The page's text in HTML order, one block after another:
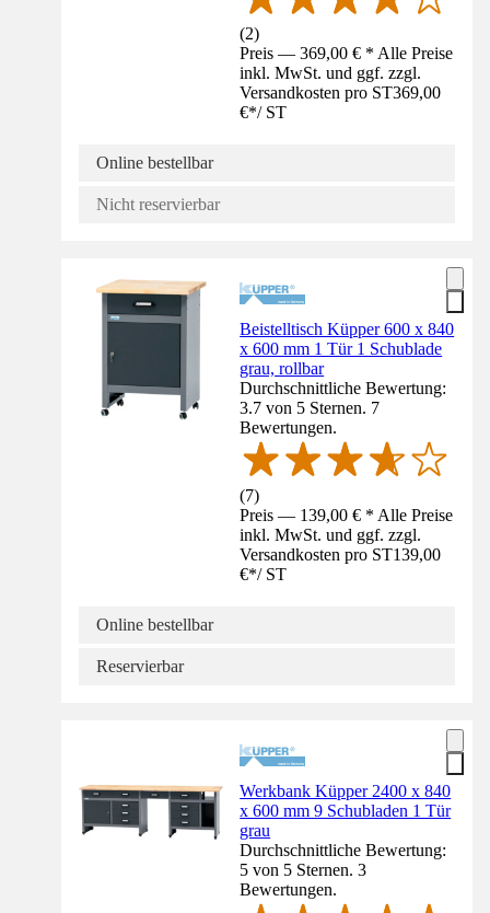
(2)
Preis — 369,00 € * Alle Preise
inkl. MwSt. und ggf. zzgl.
Versandkosten pro ST369,00
€*/ ST
Online bestellbar
Nicht reservierbar
Beistelltisch Küpper 600 x 840
x 600 mm 1 Tür 1 Schublade
grau, rollbar
Durchschnittliche Bewertung:
3.7 von 5 Sternen. 7
Bewertungen.
(7)
Preis — 139,00 € * Alle Preise
inkl. MwSt. und ggf. zzgl.
Versandkosten pro ST139,00
€*/ ST
Online bestellbar
Reservierbar
Werkbank Küpper 2400 x 840
x 600 mm 9 Schubladen 1 Tür
grau
Durchschnittliche Bewertung:
5 von 5 Sternen. 3
Bewertungen.